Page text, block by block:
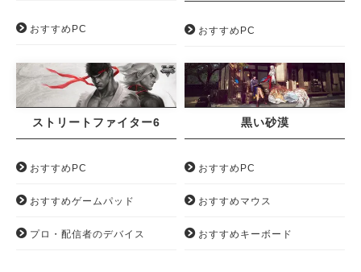
おすすめPC おすすめPC
ストリートファイター6
おすすめPC
おすすめゲームパッド
プロ・配信者のデバイス
黒い砂漠
おすすめPC
おすすめマウス
おすすめキーボード